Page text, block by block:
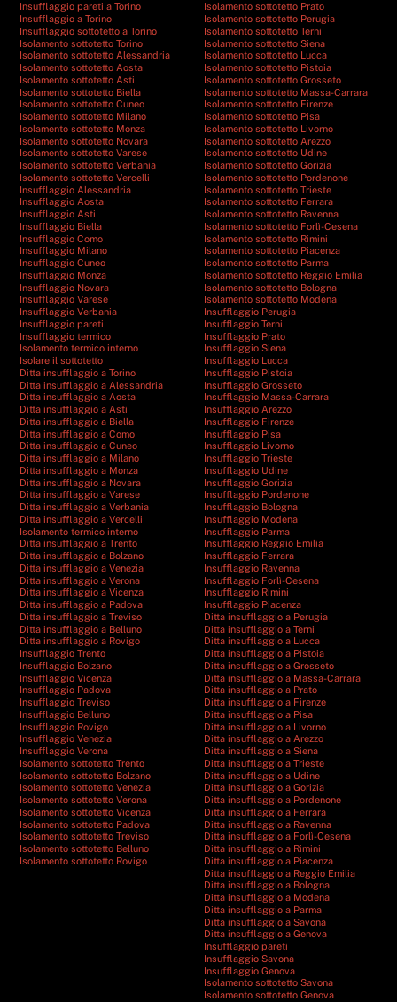
Insufflaggio pareti a Torino
Insufflaggio a Torino
Insufflaggio sottotetto a Torino
Isolamento sottotetto Torino
Isolamento sottotetto Alessandria
Isolamento sottotetto Aosta
Isolamento sottotetto Asti
Isolamento sottotetto Biella
Isolamento sottotetto Cuneo
Isolamento sottotetto Milano
Isolamento sottotetto Monza
Isolamento sottotetto Novara
Isolamento sottotetto Varese
Isolamento sottotetto Verbania
Isolamento sottotetto Vercelli
Insufflaggio Alessandria
Insufflaggio Aosta
Insufflaggio Asti
Insufflaggio Biella
Insufflaggio Como
Insufflaggio Milano
Insufflaggio Cuneo
Insufflaggio Monza
Insufflaggio Novara
Insufflaggio Varese
Insufflaggio Verbania
Insufflaggio pareti
Insufflaggio termico
Isolamento termico interno
Isolare il sottotetto
Ditta insufflaggio a Torino
Ditta insufflaggio a Alessandria
Ditta insufflaggio a Aosta
Ditta insufflaggio a Asti
Ditta insufflaggio a Biella
Ditta insufflaggio a Como
Ditta insufflaggio a Cuneo
Ditta insufflaggio a Milano
Ditta insufflaggio a Monza
Ditta insufflaggio a Novara
Ditta insufflaggio a Varese
Ditta insufflaggio a Verbania
Ditta insufflaggio a Vercelli
Isolamento termico interno
Ditta insufflaggio a Trento
Ditta insufflaggio a Bolzano
Ditta insufflaggio a Venezia
Ditta insufflaggio a Verona
Ditta insufflaggio a Vicenza
Ditta insufflaggio a Padova
Ditta insufflaggio a Treviso
Ditta insufflaggio a Belluno
Ditta insufflaggio a Rovigo
Insufflaggio Trento
Insufflaggio Bolzano
Insufflaggio Vicenza
Insufflaggio Padova
Insufflaggio Treviso
Insufflaggio Belluno
Insufflaggio Rovigo
Insufflaggio Venezia
Insufflaggio Verona
Isolamento sottotetto Trento
Isolamento sottotetto Bolzano
Isolamento sottotetto Venezia
Isolamento sottotetto Verona
Isolamento sottotetto Vicenza
Isolamento sottotetto Padova
Isolamento sottotetto Treviso
Isolamento sottotetto Belluno
Isolamento sottotetto Rovigo
Isolamento sottotetto Prato
Isolamento sottotetto Perugia
Isolamento sottotetto Terni
Isolamento sottotetto Siena
Isolamento sottotetto Lucca
Isolamento sottotetto Pistoia
Isolamento sottotetto Grosseto
Isolamento sottotetto Massa-Carrara
Isolamento sottotetto Firenze
Isolamento sottotetto Pisa
Isolamento sottotetto Livorno
Isolamento sottotetto Arezzo
Isolamento sottotetto Udine
Isolamento sottotetto Gorizia
Isolamento sottotetto Pordenone
Isolamento sottotetto Trieste
Isolamento sottotetto Ferrara
Isolamento sottotetto Ravenna
Isolamento sottotetto Forlì-Cesena
Isolamento sottotetto Rimini
Isolamento sottotetto Piacenza
Isolamento sottotetto Parma
Isolamento sottotetto Reggio Emilia
Isolamento sottotetto Bologna
Isolamento sottotetto Modena
Insufflaggio Perugia
Insufflaggio Terni
Insufflaggio Prato
Insufflaggio Siena
Insufflaggio Lucca
Insufflaggio Pistoia
Insufflaggio Grosseto
Insufflaggio Massa-Carrara
Insufflaggio Arezzo
Insufflaggio Firenze
Insufflaggio Pisa
Insufflaggio Livorno
Insufflaggio Trieste
Insufflaggio Udine
Insufflaggio Gorizia
Insufflaggio Pordenone
Insufflaggio Bologna
Insufflaggio Modena
Insufflaggio Parma
Insufflaggio Reggio Emilia
Insufflaggio Ferrara
Insufflaggio Ravenna
Insufflaggio Forlì-Cesena
Insufflaggio Rimini
Insufflaggio Piacenza
Ditta insufflaggio a Perugia
Ditta insufflaggio a Terni
Ditta insufflaggio a Lucca
Ditta insufflaggio a Pistoia
Ditta insufflaggio a Grosseto
Ditta insufflaggio a Massa-Carrara
Ditta insufflaggio a Prato
Ditta insufflaggio a Firenze
Ditta insufflaggio a Pisa
Ditta insufflaggio a Livorno
Ditta insufflaggio a Arezzo
Ditta insufflaggio a Siena
Ditta insufflaggio a Trieste
Ditta insufflaggio a Udine
Ditta insufflaggio a Gorizia
Ditta insufflaggio a Pordenone
Ditta insufflaggio a Ferrara
Ditta insufflaggio a Ravenna
Ditta insufflaggio a Forlì-Cesena
Ditta insufflaggio a Rimini
Ditta insufflaggio a Piacenza
Ditta insufflaggio a Reggio Emilia
Ditta insufflaggio a Bologna
Ditta insufflaggio a Modena
Ditta insufflaggio a Parma
Ditta insufflaggio a Savona
Ditta insufflaggio a Genova
Insufflaggio pareti
Insufflaggio Savona
Insufflaggio Genova
Isolamento sottotetto Savona
Isolamento sottotetto Genova